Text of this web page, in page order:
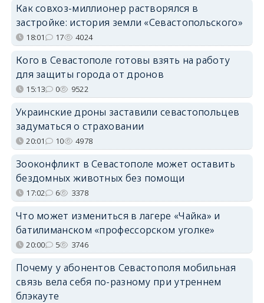
Как совхоз-миллионер растворялся в
застройке: история земли «Севастопольского»
18:01 17 4024
Кого в Севастополе готовы взять на работу
для защиты города от дронов
15:13 0 9522
Украинские дроны заставили севастопольцев
задуматься о страховании
20:01 10 4978
Зооконфликт в Севастополе может оставить
бездомных животных без помощи
17:02 6 3378
Что может измениться в лагере «Чайка» и
батилиманском «профессорском уголке»
20:00 5 3746
Почему у абонентов Севастополя мобильная
связь вела себя по-разному при утреннем
блэкауте